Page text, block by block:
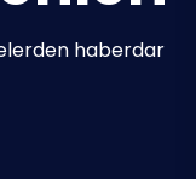
haberdar